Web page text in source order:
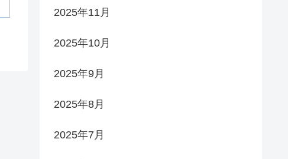
2025年11月
2025年10月
2025年9月
2025年8月
2025年7月